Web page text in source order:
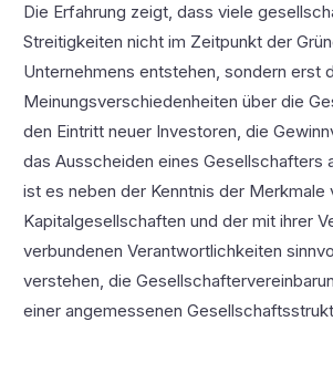
Die Erfahrung zeigt, dass viele
Streitigkeiten nicht im Zeitpunkt der
Unternehmens entstehen, sondern erst
Meinungsverschiedenheiten über die
den Eintritt neuer Investoren, die
das Ausscheiden eines Gesellschafters
ist es neben der Kenntnis der Merkmale
Kapitalgesellschaften und der mit ihrer
verbundenen Verantwortlichkeiten
verstehen, die
einer angemessenen